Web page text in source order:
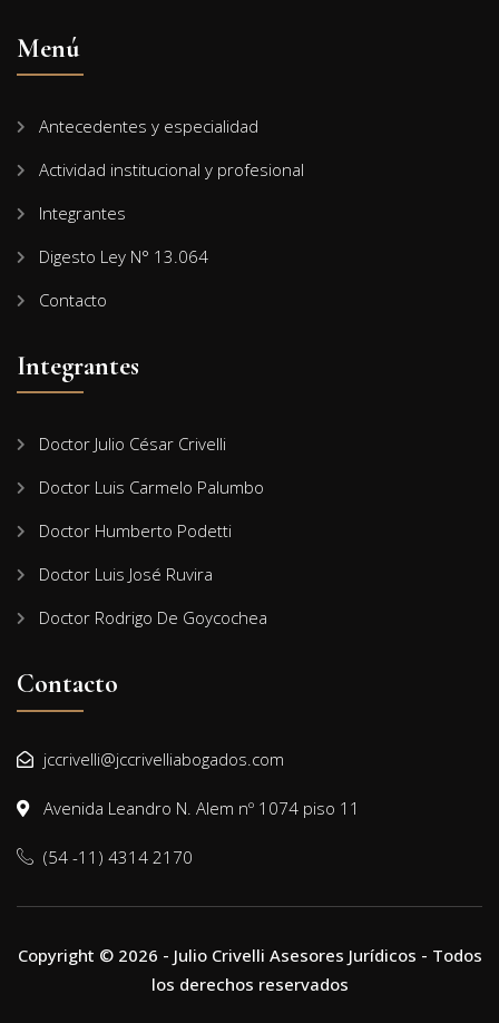
Menú
Antecedentes y especialidad
Actividad institucional y profesional
Integrantes
Digesto Ley N° 13.064
Contacto
Integrantes
Doctor Julio César Crivelli
Doctor Luis Carmelo Palumbo
Doctor Humberto Podetti
Doctor Luis José Ruvira
Doctor Rodrigo De Goycochea
Contacto
jccrivelli@jccrivelliabogados.com
Avenida Leandro N. Alem nº 1074 piso 11
(54 -11) 4314 2170
Copyright © 2026 - Julio Crivelli Asesores Jurídicos - Todos
los derechos reservados